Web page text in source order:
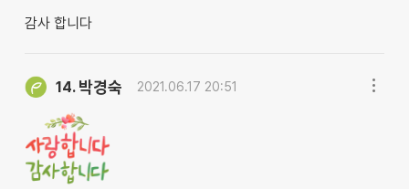
감사 합니다
14. 박경숙 2021.06.17 20:51